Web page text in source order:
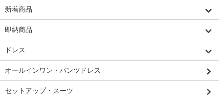
新着商品
即納商品
ドレス
オールインワン・パンツドレス
セットアップ・スーツ